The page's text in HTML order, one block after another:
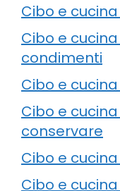
Cibo e
Cibo e
condimenti
Cibo e
Cibo e
conservare
Cibo e
Cibo e